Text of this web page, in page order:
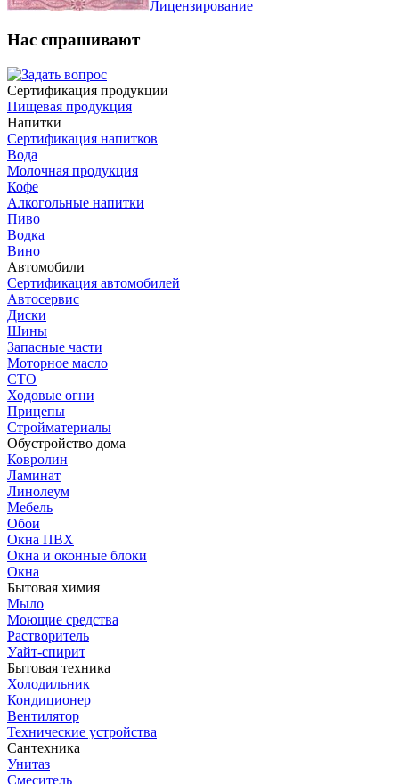
Лицензирование
Нас спрашивают
Сертификация продукции
Пищевая продукция
Напитки
Сертификация напитков
Вода
Молочная продукция
Кофе
Алкогольные напитки
Пиво
Водка
Вино
Автомобили
Сертификация автомобилей
Автосервис
Диски
Шины
Запасные части
Моторное масло
СТО
Ходовые огни
Прицепы
Стройматериалы
Обустройство дома
Ковролин
Ламинат
Линолеум
Мебель
Обои
Окна ПВХ
Окна и оконные блоки
Окна
Бытовая химия
Мыло
Моющие средства
Растворитель
Уайт-спирит
Бытовая техника
Холодильник
Кондиционер
Вентилятор
Технические устройства
Сантехника
Унитаз
Смеситель